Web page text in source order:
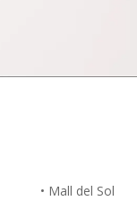
• Mall del Sol